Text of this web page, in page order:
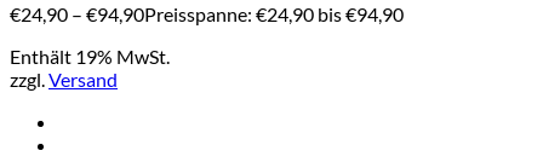
€24,90 – €94,90Preisspanne: €24,90 bis €94,90
Enthält 19% MwSt.
zzgl.Versand